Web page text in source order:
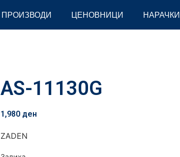
ПРОИЗВОДИ ЦЕНОВНИЦИ НАРАЧКИ
AS-11130G
1,980 ден
ZADEN